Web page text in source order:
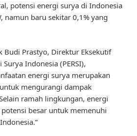
potensi energi surya di Indonesia
namun baru sekitar 0,1% yang
Budi Prastyo, Direktur Eksekutif
Indonesia (PERSI),
energi surya merupakan
mengurangi dampak
ramah lingkungan, energi
besar untuk memenuhi